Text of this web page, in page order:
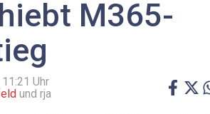
M365-
Uhr
und rja